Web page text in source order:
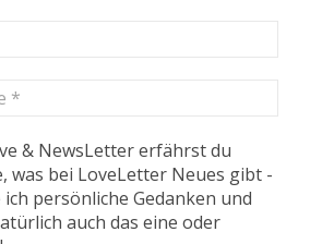
& NewsLetter erfährst du
was bei LoveLetter Neues gibt -
persönliche Gedanken und
auch das eine oder